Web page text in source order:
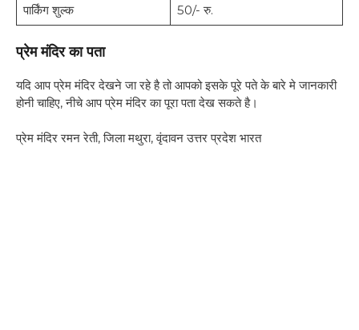
पार्किंग शुल्क
50/- रु.
प्रेम मंदिर का पता
यदि आप प्रेम मंदिर देखने जा रहे है तो आपको इसके पूरे पते के बारे मे जानकारी
होनी चाहिए, नीचे आप प्रेम मंदिर का पूरा पता देख सकते है।
प्रेम मंदिर रमन रेती, जिला मथुरा, वृंदावन उत्तर प्रदेश भारत